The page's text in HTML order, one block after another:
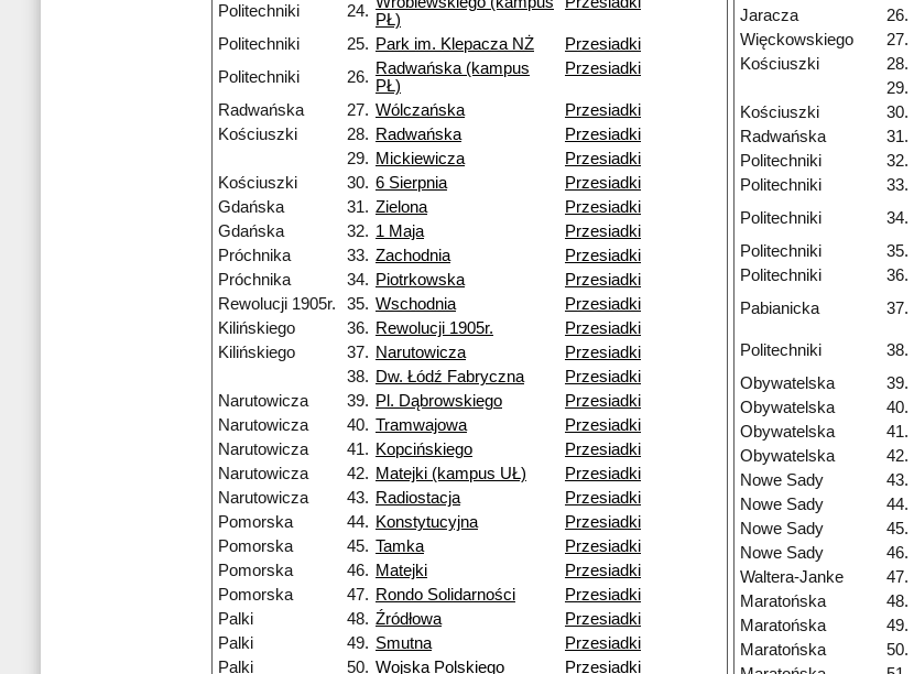
Politechniki
24. PŁ)
Politechniki 25. Park im. Klepacza NŻ
Przesiadki
Politechniki
26. Radwańska (kampus
PŁ)
Przesiadki
Radwańska 27. Wólczańska
Przesiadki
Kościuszki
28. Radwańska
Przesiadki
29. Mickiewicza
Przesiadki
Kościuszki
30. 6 Sierpnia
Przesiadki
Gdańska
31. Zielona
Przesiadki
Gdańska
32. 1 Maja
Przesiadki
Próchnika
33. Zachodnia
Przesiadki
Próchnika
34. Piotrkowska
Przesiadki
Rewolucji 1905r.
35. Wschodnia
Przesiadki
Kilińskiego
36. Rewolucji 1905r.
Przesiadki
Kilińskiego
37. Narutowicza
Przesiadki
38. Dw. Łódź Fabryczna
Przesiadki
Narutowicza
39. Pl. Dąbrowskiego
Przesiadki
Narutowicza
40. Tramwajowa
Przesiadki
Narutowicza
41. Kopcińskiego
Przesiadki
Narutowicza
42. Matejki (kampus UŁ)
Przesiadki
Narutowicza
43. Radiostacja
Przesiadki
Pomorska
44. Konstytucyjna
Przesiadki
Pomorska
45. Tamka
Przesiadki
Pomorska
46. Matejki
Przesiadki
Pomorska
47. Rondo Solidarności
Przesiadki
Palki
48. Źródłowa
Przesiadki
Palki
49. Smutna
Przesiadki
Palki
50. Wojska Polskiego Przesiadki
Jaracza
26.
Więckowskiego
27.
Kościuszki
28.
29.
Kościuszki
30.
Radwańska
31.
Politechniki
32.
Politechniki
33.
Politechniki
34.
Politechniki 35.
Politechniki
36.
Pabianicka
37.
Politechniki
38.
Obywatelska
39.
Obywatelska
40.
Obywatelska
41.
Obywatelska
42.
Nowe Sady
43.
Nowe Sady
44.
Nowe Sady
45.
Nowe Sady
46.
Waltera-Janke
47.
Maratońska
48.
Maratońska
49.
Maratońska
50.